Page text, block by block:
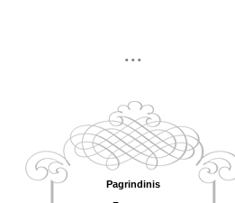
...
Pagrindinis